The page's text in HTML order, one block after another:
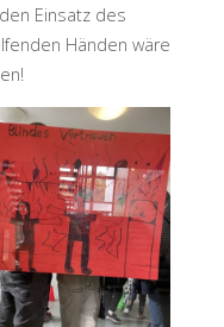
Einsatz des
Händen wäre